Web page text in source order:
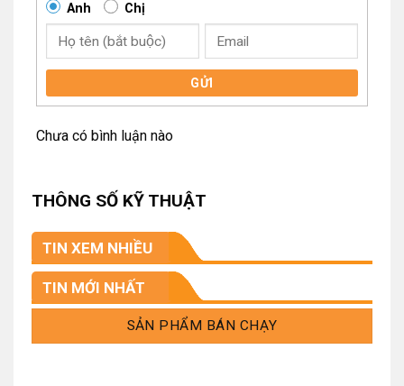
Anh Chị
GỬI
Chưa có bình luận nào
THÔNG SỐ KỸ THUẬT
TIN XEM NHIỀU
TIN MỚI NHẤT
SẢN PHẨM BÁN CHẠY